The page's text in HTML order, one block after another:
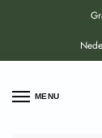
MENU